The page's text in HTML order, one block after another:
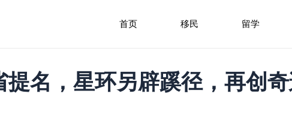
首页 移民 留学
名，星环另辟蹊径，再创奇